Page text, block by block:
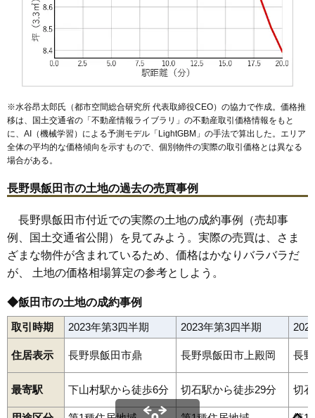
※水谷昂太郎氏（都市空間総合研究所 代表取締役CEO）の協力で作成。価格推
移は、国土交通省の「不動産情報ライブラリ 」の不動産取引価格情報をもと
に、AI（機械学習）による予測モデル「LightGBM」の手法で算出した。エリア
全体の平均的な価格傾向を示すもので、個別物件の実際の取引価格とは異なる
場合がある。
長野県飯田市の土地の過去の売買事例
長野県飯田市付近での実際の土地の成約事例（売却事
例、国土交通省公開）を見てみよう。実際の売買は、さま
ざまな物件が含まれているため、価格はかなりバラバラだ
が、 土地の価格相場算定の参考としよう。
◆飯田市の土地の成約事例
取引時期 2023年第3四半期 2023年第3四半期
住居表示 長野県飯田市鼎 長野県飯田市上殿岡 長
最寄駅 下山村駅から徒歩6分 切石駅から徒歩29分 切
伊豆木今宮町追手町大瀬木
上川路
上郷飯沼上郷黒田上郷別府 上殿岡川路北方桐林